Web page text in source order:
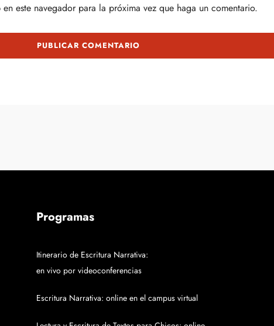
este navegador para la próxima vez que haga un comentario.
Programas
Itinerario de Escritura Narrativa:
en vivo por videoconferencias
Escritura Narrativa: online en el campus virtual